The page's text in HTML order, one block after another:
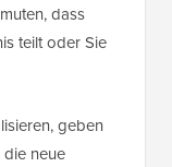
dass
teilt oder Sie
geben
neue